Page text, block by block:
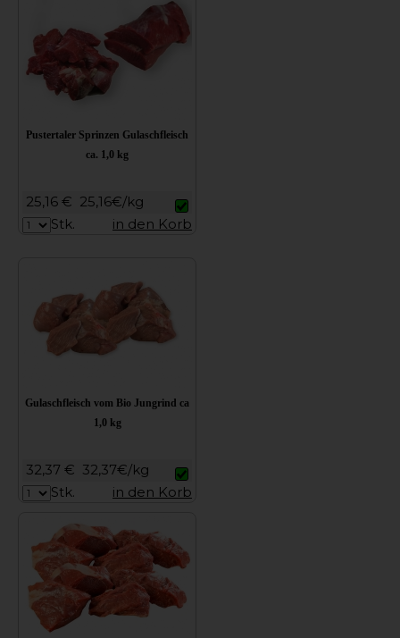
Pustertaler Sprinzen Gulaschfleisch
ca. 1,0 kg
25,16 € 25,16€/kg
Stk.
in den Korb
Gulaschfleisch vom Bio Jungrind ca
1,0 kg
32,37 € 32,37€/kg
Stk.
in den Korb